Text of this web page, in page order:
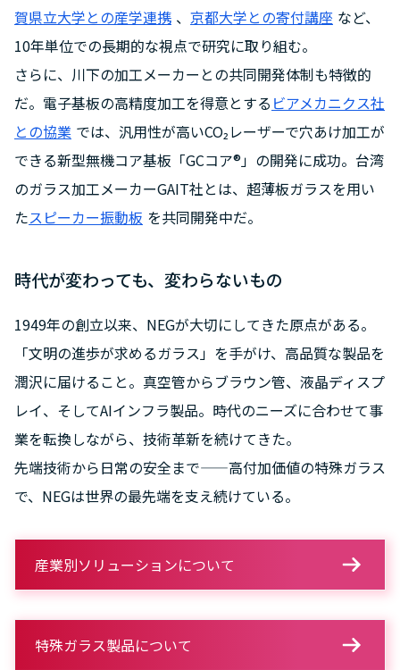
賀県立大学との産学連携 、 京都大学との寄付講座 など、
10年単位での長期的な視点で研究に取り組む。
さらに、川下の加工メーカーとの共同開発体制も特徴的
だ。電子基板の高精度加工を得意とする ビアメカニクス社
との協業 では、汎用性が高いCO₂レーザーで穴あけ加工が
できる新型無機コア基板「GCコア®」の開発に成功。台湾
のガラス加工メーカーGAIT社とは、超薄板ガラスを用い
たスピーカー振動板 を共同開発中だ。
時代が変わっても、変わらないもの
1949年の創立以来、NEGが大切にしてきた原点がある。
「文明の進歩が求めるガラス」を手がけ、高品質な製品を
潤沢に届けること。真空管からブラウン管、液晶ディスプ
レイ、そしてAIインフラ製品。時代のニーズに合わせて事
業を転換しながら、技術革新を続けてきた。
先端技術から日常の安全まで——高付加価値の特殊ガラス
で、NEGは世界の最先端を支え続けている。
産業別ソリューションについて
特殊ガラス製品について